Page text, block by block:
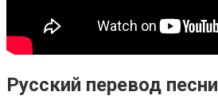
Русский перевод песни